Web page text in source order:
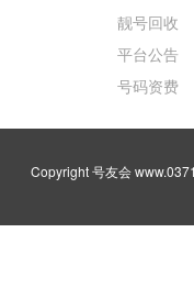
靓号回收
平台公告
号码资费
Copyright 号友会